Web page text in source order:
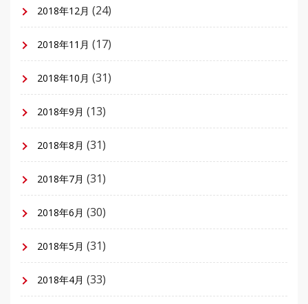
2018年12月 (24)
2018年11月 (17)
2018年10月 (31)
2018年9月 (13)
2018年8月 (31)
2018年7月 (31)
2018年6月 (30)
2018年5月 (31)
2018年4月 (33)